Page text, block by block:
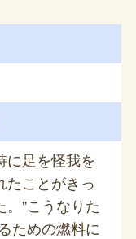
に足を怪我を
たことがきっ
”こうなりた
ための燃料に